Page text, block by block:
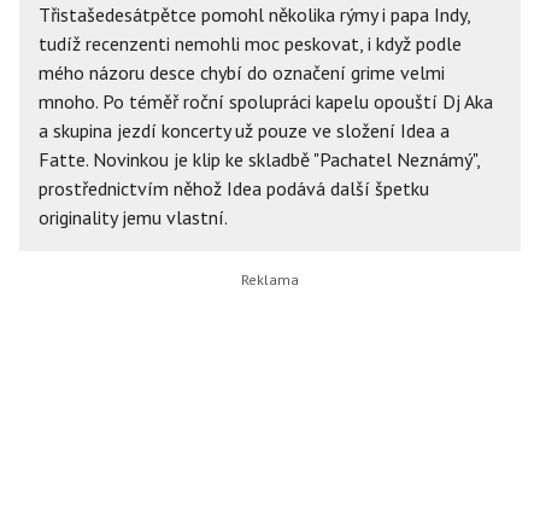
Třistašedesátpětce pomohl několika rýmy i papa Indy,
tudíž recenzenti nemohli moc peskovat, i když podle
mého názoru desce chybí do označení grime velmi
mnoho. Po téměř roční spolupráci kapelu opouští Dj Aka
a skupina jezdí koncerty už pouze ve složení Idea a
Fatte. Novinkou je klip ke skladbě "Pachatel Neznámý",
prostřednictvím něhož Idea podává další špetku
originality jemu vlastní.